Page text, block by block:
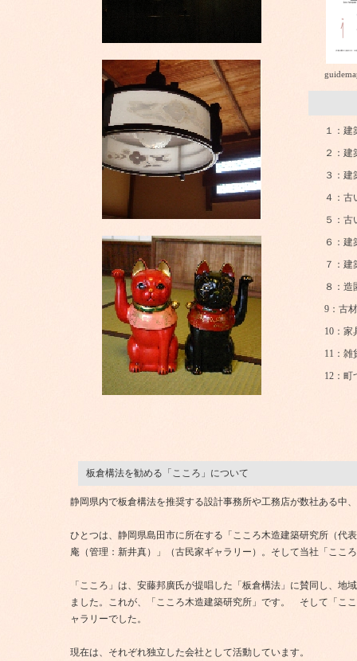
１：
２：
３：
４：古
５：
６：
７：
８：
9：古
10：家
11：雑
12：町
板倉構法を勧める「こころ」について
静岡県内で板倉構法を推奨する設計事務所や工務店が数社ある中
ひとつは、静岡県島田市に所在する「こころ木造建築研究所（代
庵（管理：新井真）」（古民家ギャラリー）。そして当社「ここ
「こころ」は、安藤邦廣氏が提唱した「板倉構法」に賛同し、
ました。これが、「こころ木造建築研究所」です。 そして「こ
ャラリーでした。
現在は、それぞれ独立した会社として活動しています。